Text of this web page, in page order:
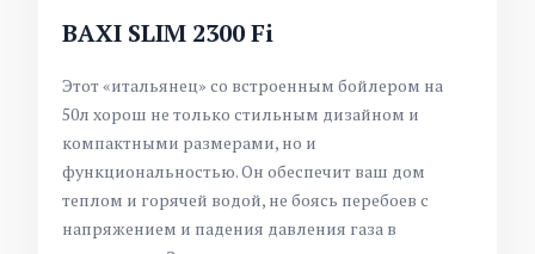
BAXI SLIM 2300 Fi
Этот «итальянец» со встроенным бойлером на
50л хорош не только стильным дизайном и
компактными размерами, но и
функциональностью. Он обеспечит ваш дом
теплом и горячей водой, не боясь перебоев с
напряжением и падения давления газа в